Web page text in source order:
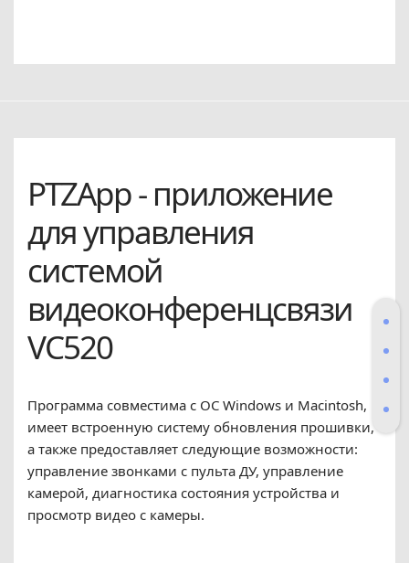
PTZApp - приложение
для управления
системой
видеоконференцсвязи
VC520
Программа совместима с ОС Windows и Macintosh,
имеет встроенную систему обновления прошивки,
а также предоставляет следующие возможности:
управление звонками с пульта ДУ, управление
камерой, диагностика состояния устройства и
просмотр видео с камеры.